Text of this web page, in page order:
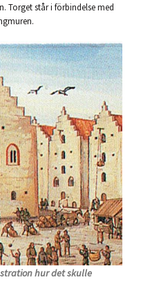
Torget står i förbindelse med
hur det skulle